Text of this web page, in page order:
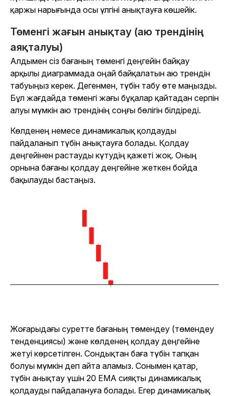
қаржы нарығында осы үлгіні анықтауға көшейік.
Төменгі жағын анықтау (аю трендінің
аяқталуы)
Алдымен сіз бағаның төменгі деңгейін байқау
арқылы диаграммада оңай байқалатын аю трендін
табуыңыз керек. Дегенмен, түбін табу өте маңызды.
Бұл жағдайда төменгі жағы бұқалар қайтадан серпін
алуы мүмкін аю трендінің соңғы бөлігін білдіреді.
Көлденең немесе динамикалық қолдауды
пайдаланып түбін анықтауға болады. Қолдау
деңгейінен растауды күтудің қажеті жоқ. Оның
орнына бағаны қолдау деңгейіне жеткен бойда
бақылауды бастаңыз.
Жоғарыдағы суретте бағаның төмендеу (төмендеу
тенденциясы) және көлденең қолдау деңгейіне
жетуі көрсетілген. Сондықтан баға түбін тапқан
болуы мүмкін деп айта аламыз. Сонымен қатар,
түбін анықтау үшін 20 EMA сияқты динамикалық
қолдауды пайдалануға болады. Егер динамикалық